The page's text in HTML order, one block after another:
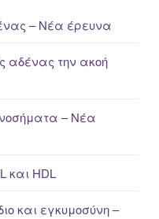
– Νέα έρευνα
αδένας την ακοή
– Νέα
και HDL
και εγκυμοσύνη –